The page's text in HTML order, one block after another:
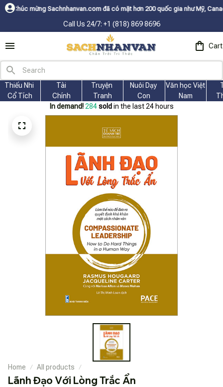
đã có mặt hơn 200 quốc gia như Mỹ, Canada, Úc, Nhật, Hàn,
Call Us 24/7: +1 (818) 869 8696
Cart
Thiếu Nhi
Cổ Tích
Tài
Chính
Truyện
Tranh
Nuôi Dạy
Con
Văn học Việt
Nam
In demand! 284 sold in the last 24 hours
Home All products
Lãnh Đạo Với Lòng Trắc Ẩn